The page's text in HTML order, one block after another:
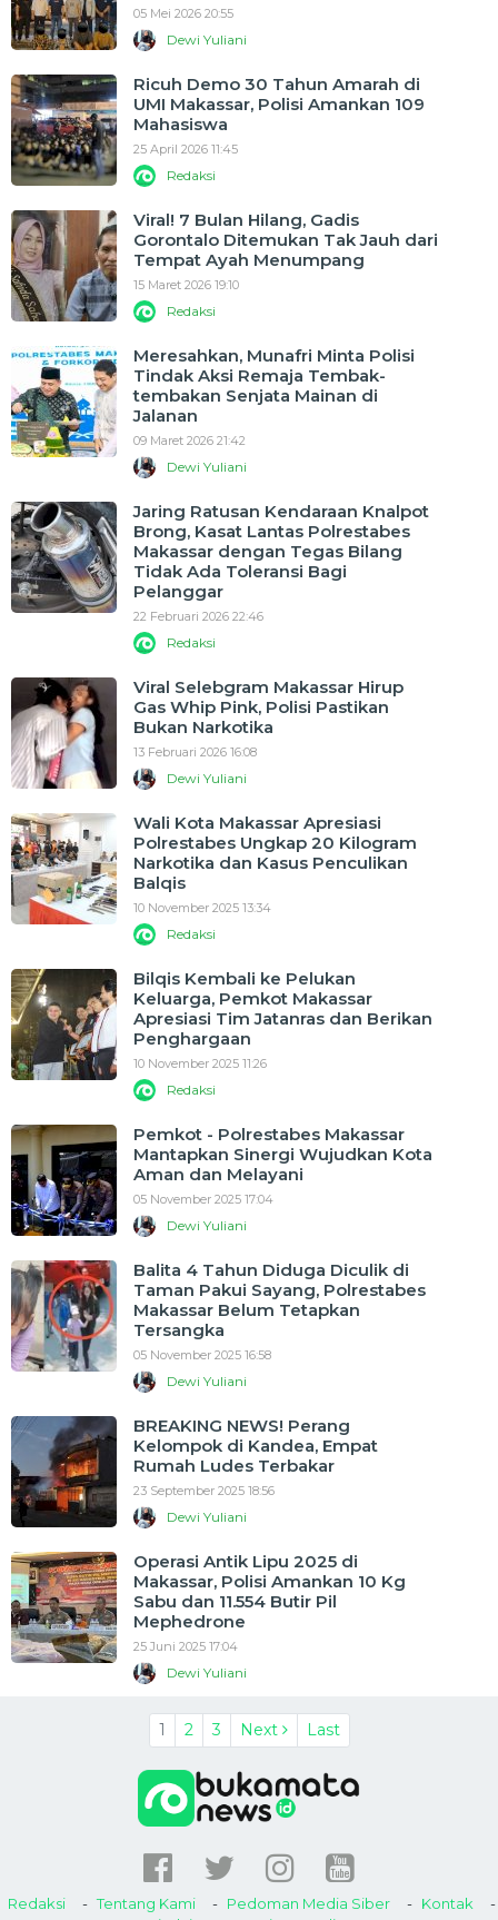
05 Mei 2026 20:55
Dewi Yuliani
Ricuh Demo 30 Tahun Amarah di
UMI Makassar, Polisi Amankan 109
Mahasiswa
25 April 2026 11:45
Redaksi
Viral! 7 Bulan Hilang, Gadis
Gorontalo Ditemukan Tak Jauh dari
Tempat Ayah Menumpang
15 Maret 2026 19:10
Redaksi
Meresahkan, Munafri Minta Polisi
Tindak Aksi Remaja Tembak-
tembakan Senjata Mainan di
Jalanan
09 Maret 2026 21:42
Dewi Yuliani
Jaring Ratusan Kendaraan Knalpot
Brong, Kasat Lantas Polrestabes
Makassar dengan Tegas Bilang
Tidak Ada Toleransi Bagi
Pelanggar
22 Februari 2026 22:46
Redaksi
Viral Selebgram Makassar Hirup
Gas Whip Pink, Polisi Pastikan
Bukan Narkotika
13 Februari 2026 16:08
Dewi Yuliani
Wali Kota Makassar Apresiasi
Polrestabes Ungkap 20 Kilogram
Narkotika dan Kasus Penculikan
Balqis
10 November 2025 13:34
Redaksi
Bilqis Kembali ke Pelukan
Keluarga, Pemkot Makassar
Apresiasi Tim Jatanras dan Berikan
Penghargaan
10 November 2025 11:26
Redaksi
Pemkot - Polrestabes Makassar
Mantapkan Sinergi Wujudkan Kota
Aman dan Melayani
05 November 2025 17:04
Dewi Yuliani
Balita 4 Tahun Diduga Diculik di
Taman Pakui Sayang, Polrestabes
Makassar Belum Tetapkan
Tersangka
05 November 2025 16:58
Dewi Yuliani
BREAKING NEWS! Perang
Kelompok di Kandea, Empat
Rumah Ludes Terbakar
23 September 2025 18:56
Dewi Yuliani
Operasi Antik Lipu 2025 di
Makassar, Polisi Amankan 10 Kg
Sabu dan 11.554 Butir Pil
Mephedrone
25 Juni 2025 17:04
Dewi Yuliani
1 2 3 Next Last
Redaksi Tentang Kami Pedoman Media Siber
Kontak